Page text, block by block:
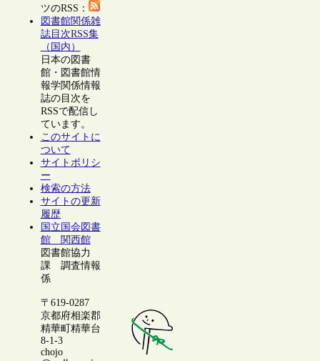
ツのRSS：
図書館関係雑
誌目次RSS集
（国内）
日本の図書
館・図書館情
報学関係情報
誌の目次を
RSSで配信し
ています。
このサイトに
ついて
サイトポリシ
ー
検索の方法
サイトの更新
履歴
国立国会図書
館 関西館
図書館協力
課 調査情報
係
〒619-0287
京都府相楽郡
精華町精華台
8-1-3
chojo